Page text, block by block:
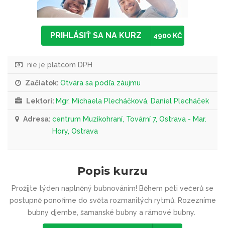
PRIHLÁSIŤ SA NA KURZ 4900 KČ
nie je platcom DPH
Začiatok: Otvára sa podľa záujmu
Lektori: Mgr. Michaela Plecháčková, Daniel Plecháček
Adresa: centrum Muzikohraní, Tovární 7, Ostrava - Mar.
Hory, Ostrava
Popis kurzu
Prožijte týden naplněný bubnováním! Během pěti večerů se
postupně ponoříme do světa rozmanitých rytmů. Rozezníme
bubny djembe, šamanské bubny a rámové bubny.